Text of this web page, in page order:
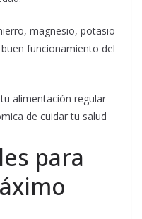
magnesio, potasio
funcionamiento del
alimentación regular
de cuidar tu salud
para